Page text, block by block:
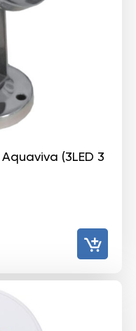
(3LED 3